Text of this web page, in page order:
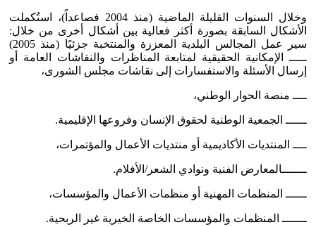
وخلال السنوات القليلة الماضية (منذ 2004 فصاعداً)، استُكملت
الأشكال السابقة بصورة أكثر فعالية بين أشكال أخرى من خلال:
سير عمل المجالس البلدية المعززة والمنتخبة جزئيًا (منذ 2005)
ـــــ الإمكانية الحقيقية لمتابعة المناظرات والنقاشات العامة أو
إرسال الأسئلة والاستفسارات إلى نقاشات مجلس الشورى،
ــــ منصة الحوار الوطني،
ــــــ الجمعية الوطنية لحقوق الإنسان وفروعها الإقليمية.
ــــ المنتديات الأكاديمية أو منتديات الأعمال والمؤتمرات،
ـــــــالمعارض الفنية ونوادي الشعر/الأفلام.
ــــــ المنظمات المهنية أو منظمات الأعمال والمؤسسات،
ـــــــ المنظمات والمؤسسات الخاصة الخيرية غير الربحية.